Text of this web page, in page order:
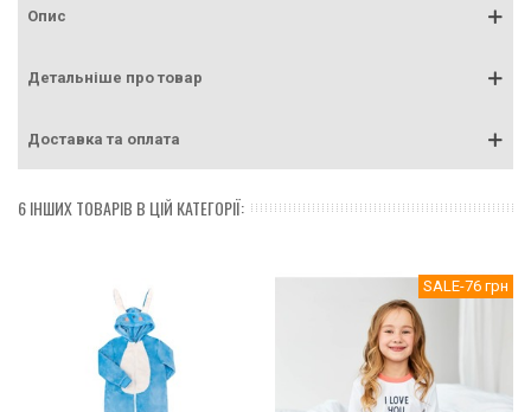
Опис
Детальніше про товар
Доставка та оплата
6 ІНШИХ ТОВАРІВ В ЦІЙ КАТЕГОРІЇ:
SALE-76 грн